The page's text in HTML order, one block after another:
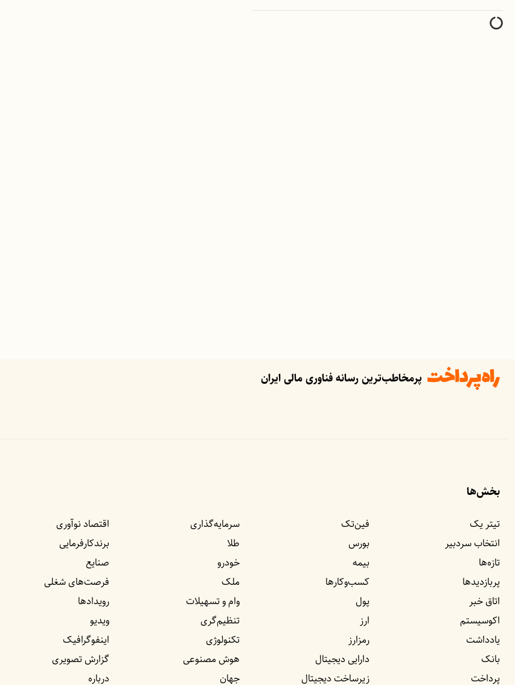
پرمخاطب‌ترین رسانه فناوری مالی ایران
بخش‌ها
تیتر یک
انتخاب سردبیر
تازه‌ها
پربازدید‌ها
اتاق خبر
اکوسیستم
یادداشت‌
بانک
پرداخت
فین‌تک
بورس
بیمه
کسب‌وکار‌ها
پول
ارز
رمزارز
دارایی دیجیتال
زیرساخت دیجیتال
سرمایه‌گذاری
طلا
خودرو
ملک
وام و تسهیلات
تنظیم‌گری
تکنولوژی
هوش مصنوعی
جهان
اقتصاد نوآوری
برندکارفرمایی
صنایع
فرصت‌های شغلی
رویداد‌ها
ویدیو
اینفوگرافیک
گزارش تصویری
درباره